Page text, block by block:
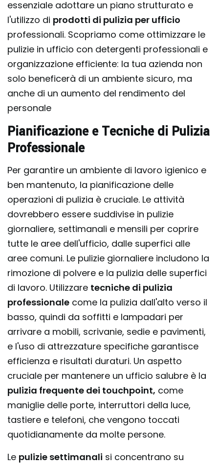
essenziale adottare un piano strutturato e
l'utilizzo di prodotti di pulizia per ufficio
professionali. Scopriamo come ottimizzare le
pulizie in ufficio con detergenti professionali e
organizzazione efficiente: la tua azienda non
solo beneficerà di un ambiente sicuro, ma
anche di un aumento del rendimento del
personale
Pianificazione e Tecniche di Pulizia
Professionale
Per garantire un ambiente di lavoro igienico e
ben mantenuto, la pianificazione delle
operazioni di pulizia è cruciale. Le attività
dovrebbero essere suddivise in pulizie
giornaliere, settimanali e mensili per coprire
tutte le aree dell'ufficio, dalle superfici alle
aree comuni. Le pulizie giornaliere includono la
rimozione di polvere e la pulizia delle superfici
di lavoro. Utilizzare tecniche di pulizia
professionale come la pulizia dall'alto verso il
basso, quindi da soffitti e lampadari per
arrivare a mobili, scrivanie, sedie e pavimenti,
e l'uso di attrezzature specifiche garantisce
efficienza e risultati duraturi. Un aspetto
cruciale per mantenere un ufficio salubre è la
pulizia frequente dei touchpoint, come
maniglie delle porte, interruttori della luce,
tastiere e telefoni, che vengono toccati
quotidianamente da molte persone.
Le pulizie settimanali si concentrano su